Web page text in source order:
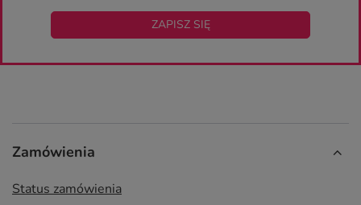
ZAPISZ SIĘ
Zamówienia
Status zamówienia